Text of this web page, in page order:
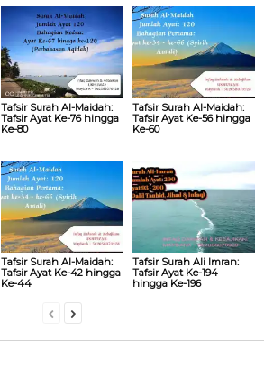
Tafsir Surah Al-Maidah:
Tafsir Ayat Ke-76 hingga
Ke-80
Tafsir Surah Al-Maidah:
Tafsir Ayat Ke-56 hingga
Ke-60
Tafsir Surah Al-Maidah:
Tafsir Ayat Ke-42 hingga
Ke-44
Tafsir Surah Ali Imran:
Tafsir Ayat Ke-194
hingga Ke-196